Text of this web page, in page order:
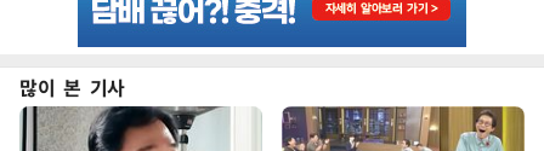
많이 본 기사